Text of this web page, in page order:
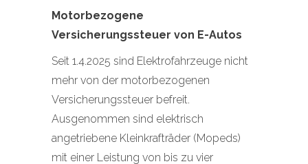
Motorbezogene
Versicherungssteuer von E-Autos
Seit 1.4.2025 sind Elektrofahrzeuge nicht
mehr von der motorbezogenen
Versicherungssteuer befreit.
Ausgenommen sind elektrisch
angetriebene Kleinkrafträder (Mopeds)
mit einer Leistung von bis zu vier